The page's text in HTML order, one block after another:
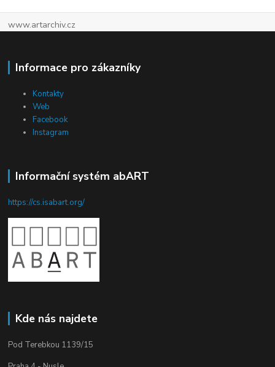
www.artarchiv.cz
Informace pro zákazníky
Kontakty
Web
Facebook
Instagram
Informační systém abART
https://cs.isabart.org/
Kde nás najdete
Pod Terebkou 1139/15